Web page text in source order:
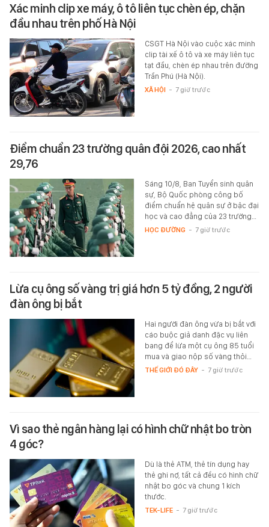
Xác minh clip xe máy, ô tô liên tục chèn ép, chặn
đầu nhau trên phố Hà Nội
CSGT Hà Nội vào cuộc xác minh
clip tài xế ô tô và xe máy liên tục
tạt đầu, chèn ép nhau trên đường
Trần Phú (Hà Nội).
XÃ HỘI - 7 giờ trước
Điểm chuẩn 23 trường quân đội 2026, cao nhất
29,76
Sáng 10/8, Ban Tuyển sinh quân
sự, Bộ Quốc phòng công bố
điểm chuẩn hệ quân sự ở bậc đại
học và cao đẳng của 23 trường…
HỌC ĐƯỜNG - 7 giờ trước
Lừa cụ ông số vàng trị giá hơn 5 tỷ đồng, 2 người
đàn ông bị bắt
Hai người đàn ông vừa bị bắt với
cáo buộc giả danh đặc vụ liên
bang để lừa một cụ ông 85 tuổi
mua và giao nộp số vàng thỏi…
THẾ GIỚI ĐÓ ĐÂY - 7 giờ trước
Vì sao thẻ ngân hàng lại có hình chữ nhật bo tròn
4 góc?
Dù là thẻ ATM, thẻ tín dụng hay
thẻ ghi nợ, tất cả đều có hình chữ
nhật bo góc và chung 1 kích
thước.
TEK-LIFE - 7 giờ trước